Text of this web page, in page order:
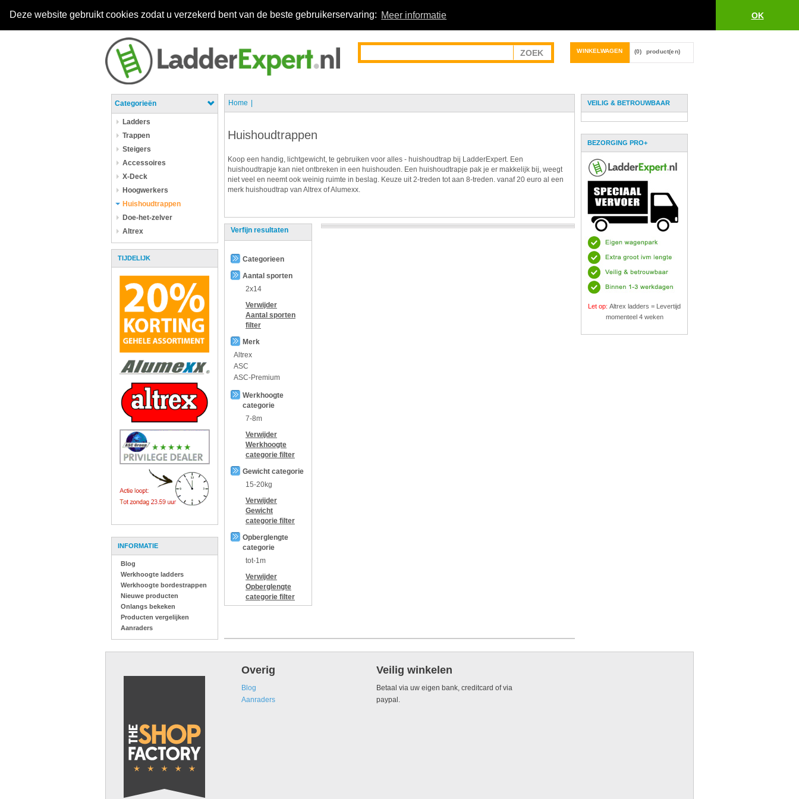
Deze website gebruikt cookies zodat u verzekerd bent van de beste gebruikerservaring: Meer informatie OK
WINKELWAGEN (0) product(en)
Categorieën
Ladders
Trappen
Steigers
Accessoires
X-Deck
Hoogwerkers
Huishoudtrappen
Doe-het-zelver
Altrex
TIJDELIJK
INFORMATIE
Blog
Werkhoogte ladders
Werkhoogte bordestrappen
Nieuwe producten
Onlangs bekeken
Producten vergelijken
Aanraders
Home
Huishoudtrappen
Koop een handig, lichtgewicht, te gebruiken voor alles - huishoudtrap bij LadderExpert. Een
huishoudtrapje kan niet ontbreken in een huishouden. Een huishoudtrapje pak je er makkelijk bij, weegt
niet veel en neemt ook weinig ruimte in beslag. Keuze uit 2-treden tot aan 8-treden. vanaf 20 euro al een
merk huishoudtrap van Altrex of Alumexx.
Verfijn resultaten
Categorieen
Aantal sporten
2x14
Verwijder
Aantal sporten
filter
Merk
Altrex
ASC
ASC-Premium
Werkhoogte
categorie
7-8m
Verwijder
Werkhoogte
categorie filter
Gewicht categorie
15-20kg
Verwijder
Gewicht
categorie filter
Opberglengte
categorie
tot-1m
Verwijder
Opberglengte
categorie filter
VEILIG & BETROUWBAAR
BEZORGING PRO+
Let op: Altrex ladders = Levertijd
momenteel 4 weken
Overig
Blog
Aanraders
Veilig winkelen
Betaal via uw eigen bank, creditcard of via
paypal.